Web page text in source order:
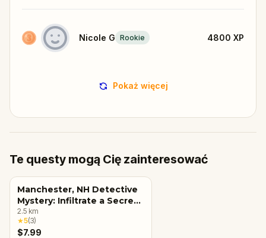
Nicole G Rookie 4800 XP
Pokaż więcej
Te questy mogą Cię zainteresować
Manchester, NH Detective
Mystery: Infiltrate a Secret
Society!
2.5 km
★5(3)
$7.99